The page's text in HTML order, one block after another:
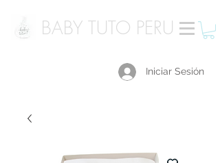
BABY TUTO PERU
Iniciar Sesión